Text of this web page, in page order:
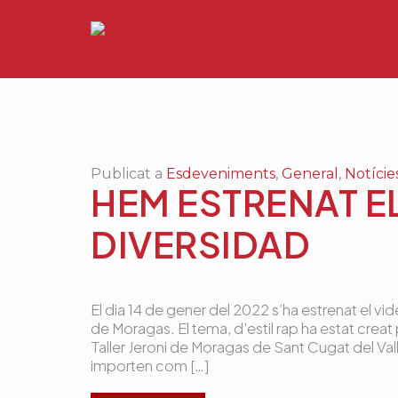
Publicat a Esdeveniments, General ,
HEM ESTRENAT
DIVERSIDAD
El dia 14 de gener del 2022 s’ha estrenat el
de Moragas. El tema, d’estil rap ha estat
Taller Jeroni de Moragas de Sant Cugat del
importen com […]